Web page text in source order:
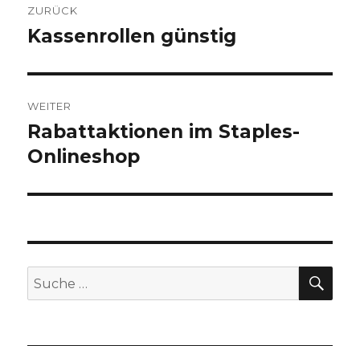
ZURÜCK
Vorheriger
Kassenrollen günstig
WEITER
Nächster
Beitrag:
Rabattaktionen im Staples-
Onlineshop
Suche
nach: